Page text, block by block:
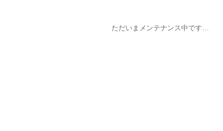
ただいまメンテナンス中です…